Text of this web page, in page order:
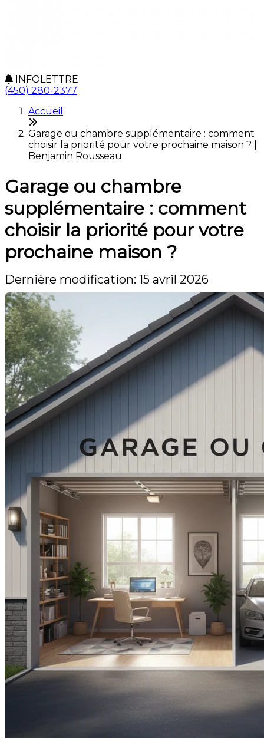
INFOLETTRE
(450) 280-2377
Accueil
Garage ou chambre supplémentaire : comment
choisir la priorité pour votre prochaine maison ? |
Benjamin Rousseau
Garage ou chambre
supplémentaire : comment
choisir la priorité pour votre
prochaine maison ?
Dernière modification: 15 avril 2026